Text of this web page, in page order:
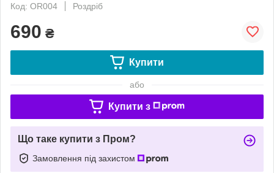
Код: OR004
Роздріб
690 ₴
Купити
або
Купити з
Що таке купити з Пром?
Замовлення під захистом